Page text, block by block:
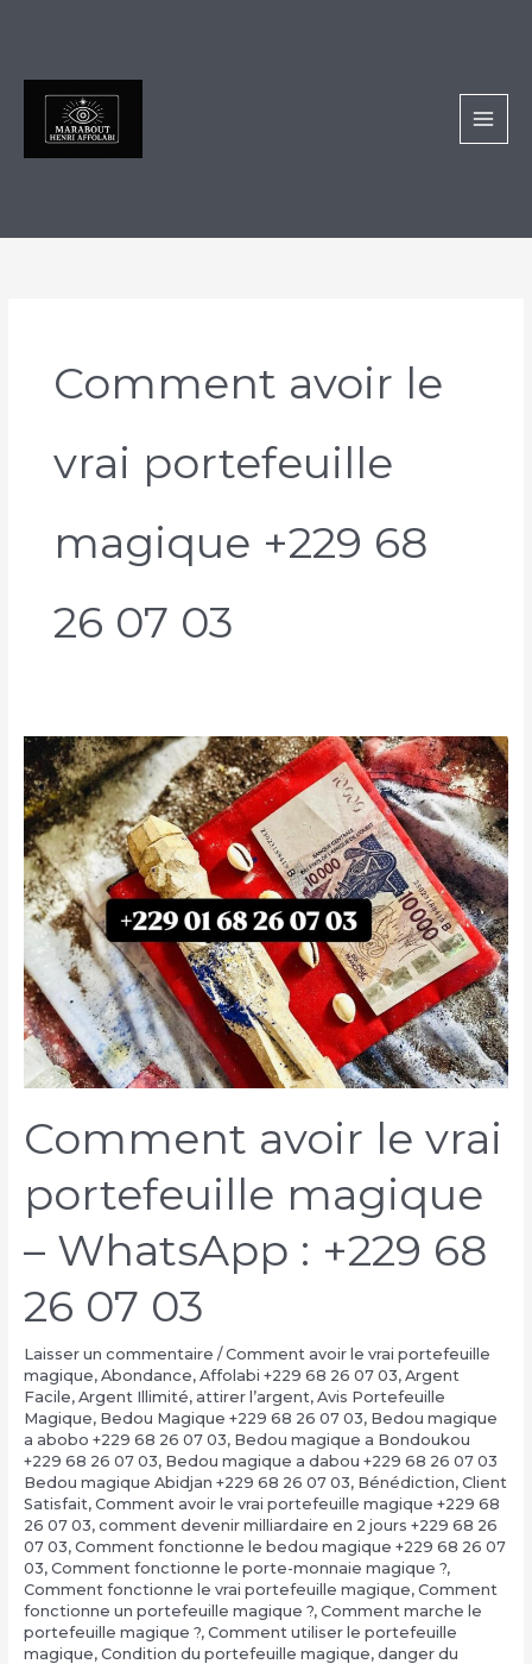
Comment avoir le
vrai portefeuille
magique +229 68
26 07 03
Comment avoir le vrai
portefeuille magique
– WhatsApp : +229 68
26 07 03
Laisser un commentaire /Comment avoir le vrai portefeuille
magique, Abondance, Affolabi +229 68 26 07 03, Argent
Facile, Argent Illimité, attirer l’argent, Avis Portefeuille
Magique, Bedou Magique +229 68 26 07 03, Bedou magique
a abobo +229 68 26 07 03, Bedou magique a Bondoukou
+229 68 26 07 03, Bedou magique a dabou +229 68 26 07 03
Bedou magique Abidjan +229 68 26 07 03, Bénédiction, Client
Satisfait, Comment avoir le vrai portefeuille magique +229 68
26 07 03, comment devenir milliardaire en 2 jours +229 68 26
07 03, Comment fonctionne le bedou magique +229 68 26 07
03, Comment fonctionne le porte-monnaie magique ?,
Comment fonctionne le vrai portefeuille magique, Comment
fonctionne un portefeuille magique ?, Comment marche le
portefeuille magique ?, Comment utiliser le portefeuille
magique, Condition du portefeuille magique, danger du